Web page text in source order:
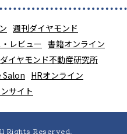
県
週刊ダイヤモンド
レビュー 書籍オンライン
ダイヤモンド不動産研究所
Salon HRオンライン
サイト
Rights Reserved.